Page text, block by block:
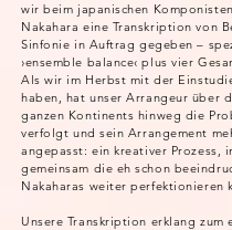
wir beim japanischen
Nakahara eine Transkription von
Sinfonie in Auftrag gegeben –
›ensemble balance‹ plus vier
Als wir im Herbst mit der
haben, hat unser Arrangeur über
ganzen Kontinents hinweg die
verfolgt und sein Arrangement
angepasst: ein kreativer Prozess,
gemeinsam die eh schon
Nakaharas weiter perfektionieren
Unsere Transkription erklang zum